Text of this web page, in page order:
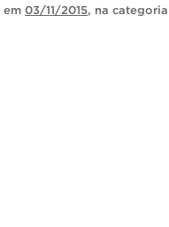
em 03/11/2015, na categoria